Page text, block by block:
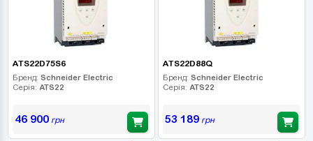
ATS22D75S6
Бренд: Schneider Electric
Серія: ATS22
46 900грн
ATS22D88Q
Бренд: Schneider Electric
Серія: ATS22
53 189грн